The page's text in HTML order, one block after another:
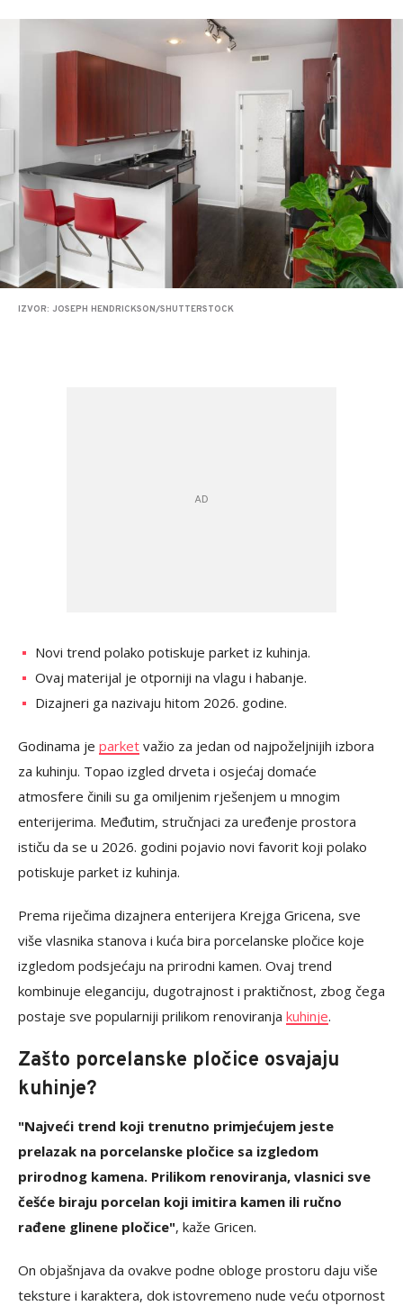
IZVOR: JOSEPH HENDRICKSON/SHUTTERSTOCK
Novi trend polako potiskuje parket iz kuhinja.
Ovaj materijal je otporniji na vlagu i habanje.
Dizajneri ga nazivaju hitom 2026. godine.
Godinama je parket važio za jedan od najpoželjnijih izbora
za kuhinju. Topao izgled drveta i osjećaj domaće
atmosfere činili su ga omiljenim rješenjem u mnogim
enterijerima. Međutim, stručnjaci za uređenje prostora
ističu da se u 2026. godini pojavio novi favorit koji polako
potiskuje parket iz kuhinja.
Prema riječima dizajnera enterijera Krejga Gricena, sve
više vlasnika stanova i kuća bira porcelanske pločice koje
izgledom podsjećaju na prirodni kamen. Ovaj trend
kombinuje eleganciju, dugotrajnost i praktičnost, zbog čega
postaje sve popularniji prilikom renoviranja kuhinje.
Zašto porcelanske pločice osvajaju
kuhinje?
"Najveći trend koji trenutno primjećujem jeste
prelazak na porcelanske pločice sa izgledom
prirodnog kamena. Prilikom renoviranja, vlasnici sve
češće biraju porcelan koji imitira kamen ili ručno
rađene glinene pločice", kaže Gricen.
On objašnjava da ovakve podne obloge prostoru daju više
teksture i karaktera, dok istovremeno nude veću otpornost